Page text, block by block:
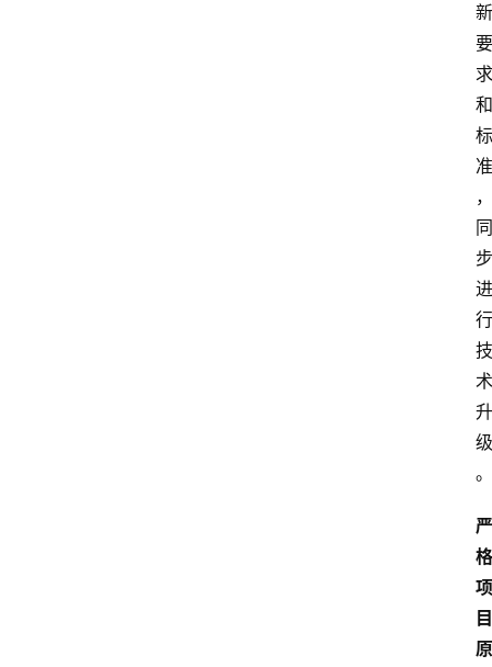
新
要
求
和
标
准
，
同
步
进
行
技
术
升
级
。
严
格
项
目
原